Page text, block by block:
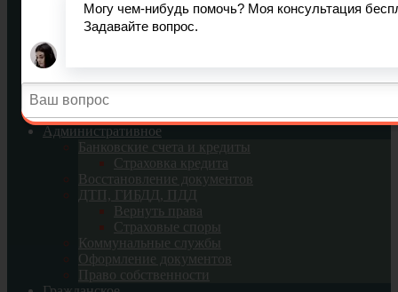
Пенсия
Пособия
Трудовое право
Декретный отпуск
Труд женщин
Административное
Банковские счета и кредиты
Страховка кредита
Восстановление документов
ДТП, ГИБДД, ПДД
Вернуть права
Страховые споры
Коммунальные службы
Оформление документов
Право собственности